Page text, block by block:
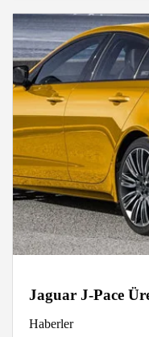
Jaguar J-Pace
Haberler